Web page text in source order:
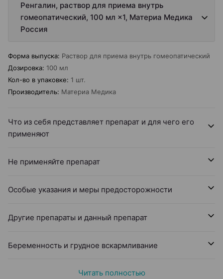
Ренгалин, раствор для приема внутрь
гомеопатический, 100 мл ×1, Материа Медика
Россия
Форма выпуска: Раствор для приема внутрь гомеопатический
Дозировка: 100 мл
Кол-во в упаковке: 1 шт.
Производитель: Материа Медика
Что из себя представляет препарат и для чего его
применяют
Не применяйте препарат
Особые указания и меры предосторожности
Другие препараты и данный препарат
Беременность и грудное вскармливание
Читать полностью